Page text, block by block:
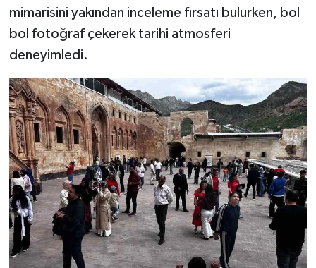
mimarisini yakından inceleme fırsatı bulurken, bol
bol fotoğraf çekerek tarihi atmosferi
deneyimledi.